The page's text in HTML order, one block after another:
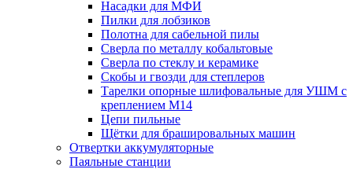
Насадки для МФИ
Пилки для лобзиков
Полотна для сабельной пилы
Сверла по металлу кобальтовые
Сверла по стеклу и керамике
Скобы и гвозди для степлеров
Тарелки опорные шлифовальные для УШМ с
креплением М14
Цепи пильные
Щётки для брашировальных машин
Отвертки аккумуляторные
Паяльные станции